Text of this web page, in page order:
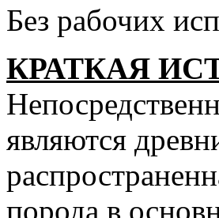
Без рабочих
КРАТКАЯ
являются
порода в